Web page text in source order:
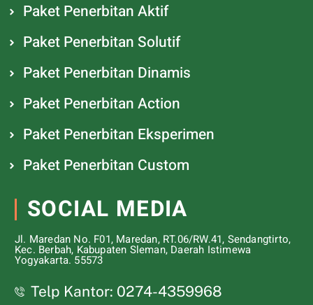
Paket Penerbitan Aktif
Paket Penerbitan Solutif
Paket Penerbitan Dinamis
Paket Penerbitan Action
Paket Penerbitan Eksperimen
Paket Penerbitan Custom
SOCIAL MEDIA
Jl. Maredan No. F01, Maredan, RT.06/RW.41, Sendangtirto,
Kec. Berbah, Kabupaten Sleman, Daerah Istimewa
Yogyakarta. 55573
Telp Kantor: 0274-4359968